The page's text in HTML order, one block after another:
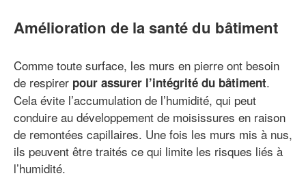
Amélioration de la santé du bâtiment
Comme toute surface, les murs en pierre ont besoin
de respirer pour assurer l’intégrité du bâtiment.
Cela évite l’accumulation de l’humidité, qui peut
conduire au développement de moisissures en raison
de remontées capillaires. Une fois les murs mis à nus,
ils peuvent être traités ce qui limite les risques liés à
l’humidité.